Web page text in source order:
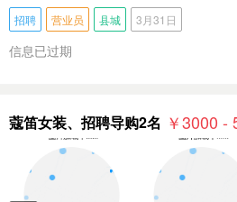
招聘 营业员 县城 3月31日
信息已过期
蔻笛女装、招聘导购2名 ￥3000 -